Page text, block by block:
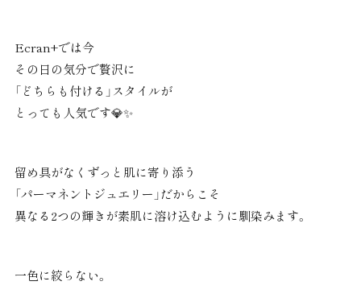
Ecran+では今
その日の気分で贅沢に
「どちらも付ける」スタイルが
とっても人気です💎✨
留め具がなくずっと肌に寄り添う
「パーマネントジュエリー」だからこそ
異なる2つの輝きが素肌に溶け込むように馴染みます。
一色に絞らない。